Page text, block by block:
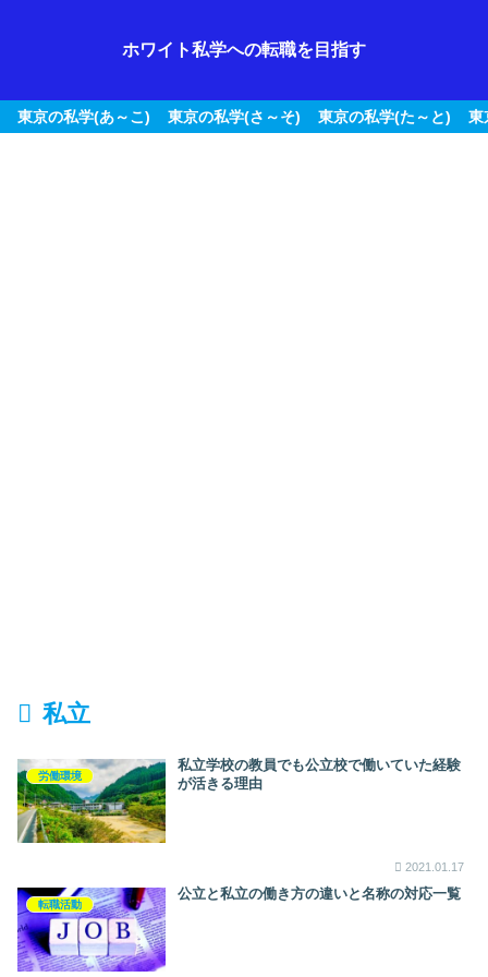
ホワイト私学への転職を目指す
東京の私学(あ～こ) 東京の私学(さ～そ) 東京の私学(た～と) 東
私立
労働環境
私立学校の教員でも公立校で働いていた経験
が活きる理由
2021.01.17
転職活動
公立と私立の働き方の違いと名称の対応一覧